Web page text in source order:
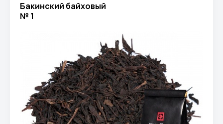
Бакинский байховый
№ 1